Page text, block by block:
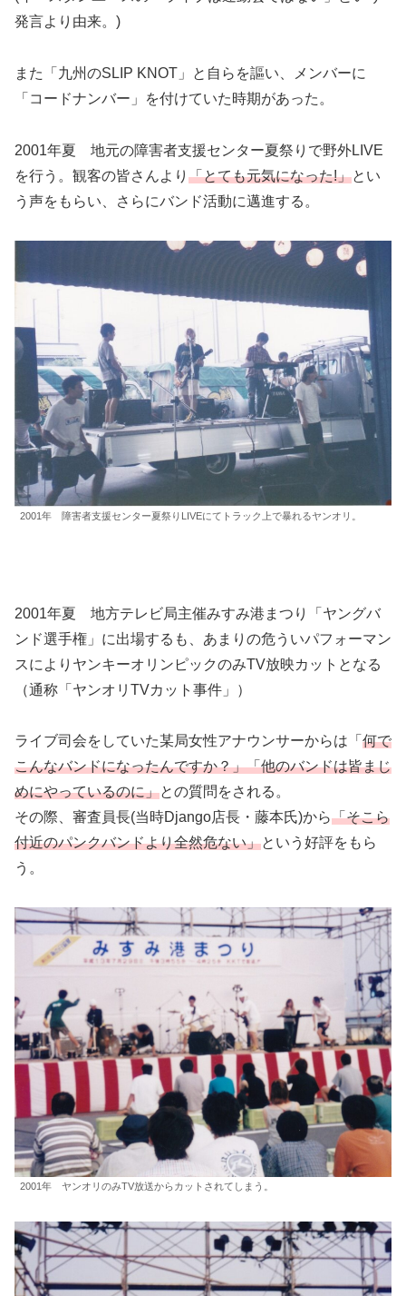
発言より由来。)
また「九州のSLIP KNOT」と自らを謳い、メンバーに
「コードナンバー」を付けていた時期があった。
2001年夏 地元の障害者支援センター夏祭りで野外LIVE
を行う。観客の皆さんより 「とても元気になった!」とい
う声をもらい、さらにバンド活動に邁進する。
2001年 障害者支援センター夏祭りLIVEにてトラック上で暴れるヤンオリ。
2001年夏 地方テレビ局主催みすみ港まつり「ヤングバ
ンド選手権」に出場するも、あまりの危ういパフォーマン
スによりヤンキーオリンピックのみTV放映カットとなる
（通称「ヤンオリTVカット事件」）
ライブ司会をしていた某局女性アナウンサーからは「 何で
こんなバンドになったんですか？」「他のバンドは皆まじ
めにやっているのに」との質問をされる。
その際、審査員長(当時Django店長・藤本氏)から「そこら
付近のパンクバンドより全然危ない」という好評をもら
う。
2001年 ヤンオリのみTV放送からカットされてしまう。